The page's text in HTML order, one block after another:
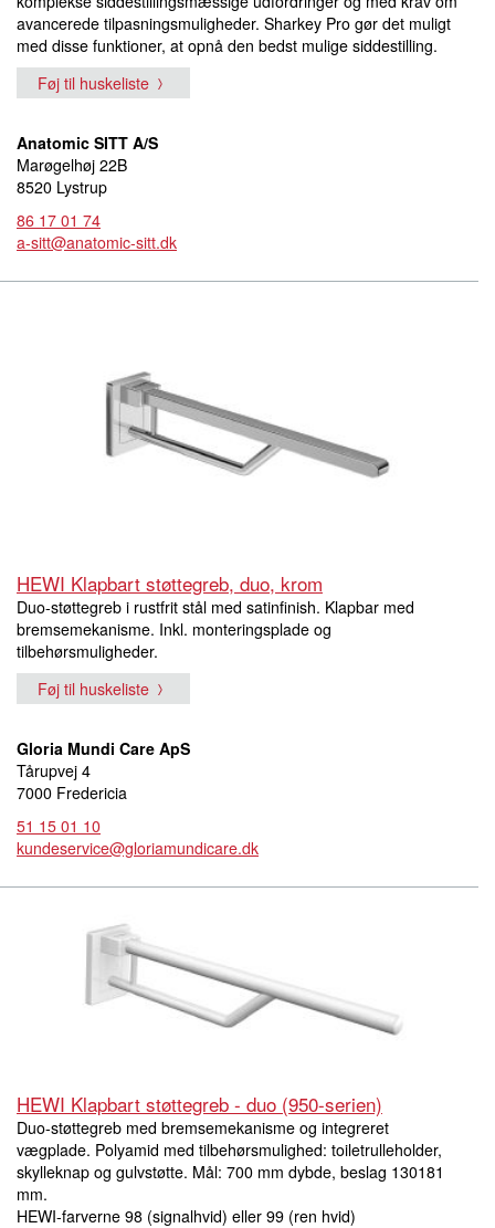
avancerede tilpasningsmuligheder. Sharkey Pro gør det muligt
med disse funktioner, at opnå den bedst mulige siddestilling.
Føj til huskeliste
Anatomic SITT A/S
Marøgelhøj 22B
8520 Lystrup
86 17 01 74
a-sitt@anatomic-sitt.dk
HEWI Klapbart støttegreb, duo, krom
Duo-støttegreb i rustfrit stål med satinfinish. Klapbar med
bremsemekanisme. Inkl. monteringsplade og
tilbehørsmuligheder.
Føj til huskeliste
Gloria Mundi Care ApS
Tårupvej 4
7000 Fredericia
51 15 01 10
kundeservice@gloriamundicare.dk
HEWI Klapbart støttegreb - duo (950-serien)
Duo-støttegreb med bremsemekanisme og integreret
vægplade. Polyamid med tilbehørsmulighed: toiletrulleholder,
skylleknap og gulvstøtte. Mål: 700 mm dybde, beslag 130181
mm.
HEWI-farverne 98 (signalhvid) eller 99 (ren hvid)